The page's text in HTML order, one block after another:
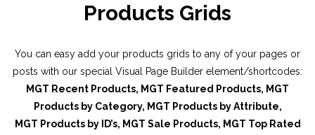
Products Grids
You can easy add your products grids to any of your pages or
posts with our special Visual Page Builder element/shortcodes:
MGT Recent Products, MGT Featured Products, MGT
Products by Category, MGT Products by Attribute,
MGT Products by ID’s, MGT Sale Products, MGT Top Rated